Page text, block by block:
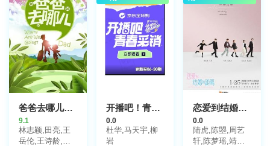
爸爸去哪儿第一季
9.1
林志颖,田亮,王
岳伦,王诗龄,张
开播吧！青春采销2026
0.0
杜华,马天宇,柳
岩
恋爱到结婚的距离
0.0
陆虎,陈曌,周艺
轩,陈梦瑶,靖佩